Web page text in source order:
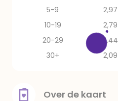
5-9
2,97
10-19
2,79
20-29
2,44
30+
2,09
Over de kaart